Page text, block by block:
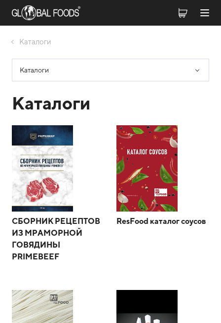
Каталоги
Каталоги
Каталоги
СБОРНИК РЕЦЕПТОВ
ИЗ МРАМОРНОЙ
ГОВЯДИНЬI
PRIMEBEEF
ResFood каталог соусов